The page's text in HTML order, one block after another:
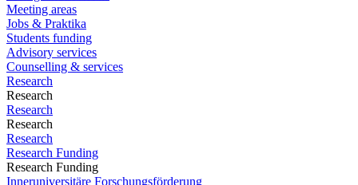
Meeting areas
Jobs & Praktika
Students funding
Advisory services
Counselling & services
Research
Research
Research
Research
Research
Research Funding
Research Funding
Inneruniversitäre Forschungsförderung